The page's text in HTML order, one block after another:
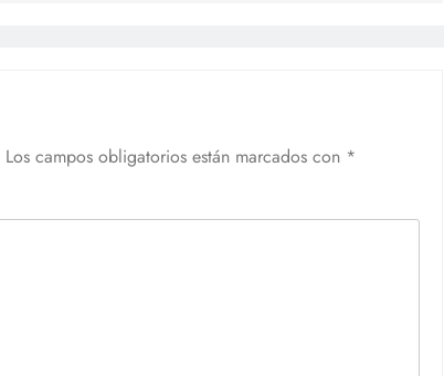
Los campos obligatorios están marcados con *